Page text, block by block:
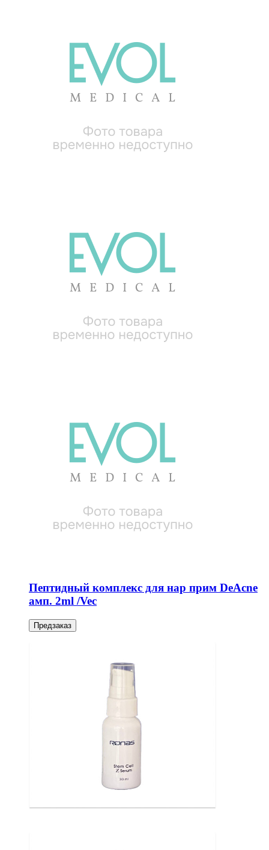
Пептидный комплекс для нар прим DeAcne
амп. 2ml /Vec
Предзаказ